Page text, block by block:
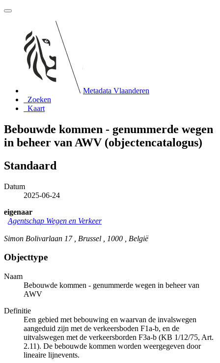
Metadata Vlaanderen
Zoeken
Kaart
Bebouwde kommen - genummerde wegen
in beheer van AWV (objectencatalogus)
Standaard
Datum
2025-06-24
eigenaar
Agentschap Wegen en Verkeer
Simon Bolivarlaan 17 , Brussel , 1000 , België
Objecttype
Naam
Bebouwde kommen - genummerde wegen in beheer van
AWV
Definitie
Een gebied met bebouwing en waarvan de invalswegen
aangeduid zijn met de verkeersboden F1a-b, en de
uitvalswegen met de verkeersborden F3a-b (KB 1/12/75, Art.
2.11). De bebouwde kommen worden weergegeven door
lineaire lijnevents.